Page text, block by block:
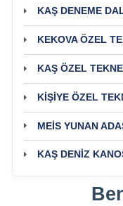
KAŞ DENEME
KEKOVA ÖZEL
KAŞ ÖZEL
KİŞİYE ÖZEL
MEİS YUNAN
KAŞ DENİZ